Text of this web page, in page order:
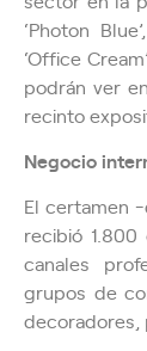
‘Photon
‘Office
podrán ver
recinto
Negocio
El certamen
recibió
canales
grupos de
decoradores,